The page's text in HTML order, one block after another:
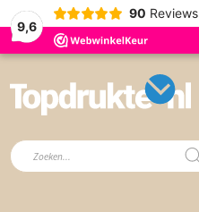
9,6
90 Reviews
Producten
zoeken